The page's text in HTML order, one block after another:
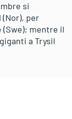
si
(Nor), per
(Swe); mentre il
a Trysil